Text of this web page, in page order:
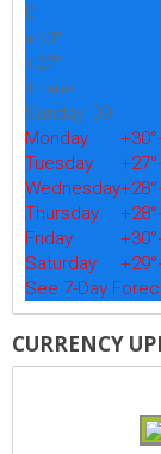
C
+30°
+27°
Thane
Sunday, 09
Monday
+30°
Tuesday
+27°
Wednesday+28°
Thursday
+28°
Friday
+30°
Saturday
+29°
See 7-Day
CURRENCY